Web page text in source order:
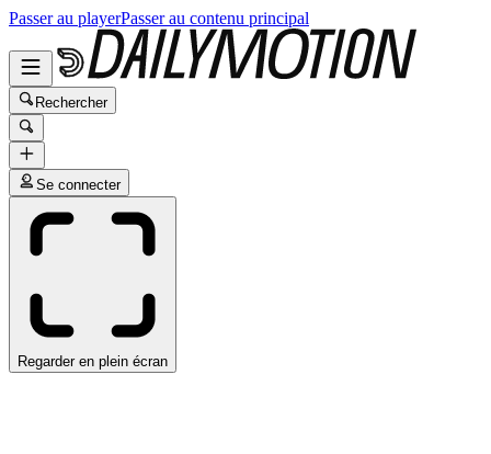
Passer au playerPasser au contenu principal
Rechercher
Se connecter
Regarder en plein écran